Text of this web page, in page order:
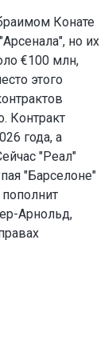
Конате
но их
€100 млн,
этого
Контракт
года, а
"Реал"
"Барселоне"
Арнольд,